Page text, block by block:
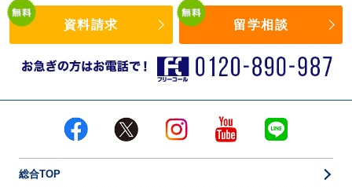
資料請求 留学相談
総合TOP